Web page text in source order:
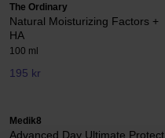
The Ordinary
Natural Moisturizing Factors +
HA
100 ml
195 kr
Medik8
Advanced Day Ultimate Protect